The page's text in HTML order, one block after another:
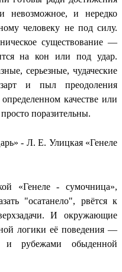
невозможное, и нередко
человеку не под силу.
существование —
на кон или под удар.
серьезные, чудаческие
и пыл преодоления
качестве или
поразительны.
- Л. Е. Улицкая «Генеле
«Генеле - сумочница»,
"осатанело", рвётся к
И окружающие
логики её поведения —
и рубежами обыденной